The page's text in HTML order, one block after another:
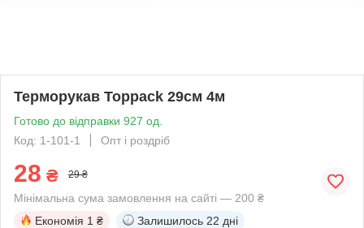
Терморукав Toppack 29см 4м
Готово до відправки 927 од.
Код: 1-101-1
Опт і роздріб
28 ₴ 29 ₴
Мінімальна сума замовлення на сайті — 200 ₴
Економія 1 ₴ Залишилось 22 дні